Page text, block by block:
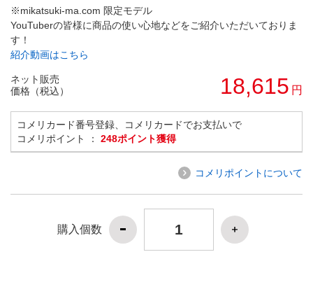
※mikatsuki-ma.com 限定モデル
YouTuberの皆様に商品の使い心地などをご紹介いただいておりま
す！
紹介動画はこちら
ネット販売
価格（税込）
18,615 円
コメリカード番号登録、コメリカードでお支払いで
コメリポイント ： 248ポイント獲得
コメリポイントについて
購入個数